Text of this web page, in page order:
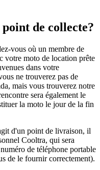
de collecte?
vous où un membre de
votre moto de location prête
dans votre
ne trouverez pas de
mais vous trouverez notre
sera également le
la moto le jour de la fin
d'un point de livraison, il
Cooltra, qui sera
de téléphone portable
de le fournir correctement).